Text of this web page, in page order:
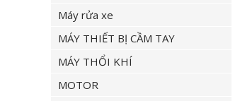
Máy rửa xe
MÁY THIẾT BỊ CẦM TAY
MÁY THỔI KHÍ
MOTOR